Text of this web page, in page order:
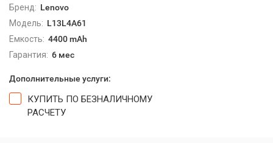
Бренд: Lenovo
Модель: L13L4A61
Емкость: 4400 mAh
Гарантия: 6 мес
Дополнительные услуги:
КУПИТЬ ПО БЕЗНАЛИЧНОМУ
РАСЧЕТУ